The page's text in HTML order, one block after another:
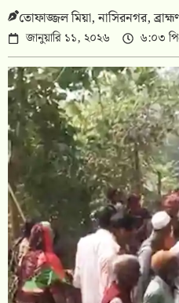
তোফাজ্জল মিয়া, নাসিরনগর,
জানুয়ারি ১১, ২০২৬ ৬:০৩